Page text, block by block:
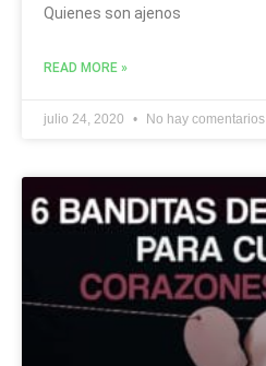
Quienes son ajenos
READ MORE »
julio 24, 2020 No hay comentarios